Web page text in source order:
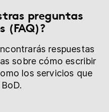
nuevo
preguntas
(FAQ)?
respuestas
sobre cómo escribir
los servicios que